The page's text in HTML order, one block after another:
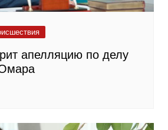
апелляцию по делу